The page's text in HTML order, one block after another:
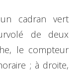
cadran vert
de deux
le compteur
; à droite,